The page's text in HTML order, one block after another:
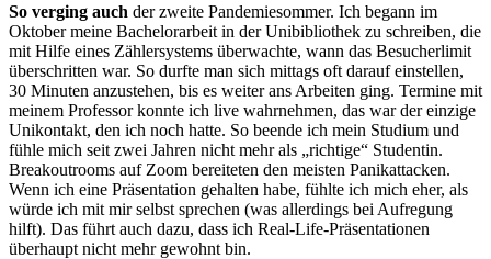
So verging auch der zweite Pandemiesommer. Ich begann im
Oktober meine Bachelorarbeit in der Unibibliothek zu schreiben, die
mit Hilfe eines Zählersystems überwachte, wann das Besucherlimit
überschritten war. So durfte man sich mittags oft darauf einstellen,
30 Minuten anzustehen, bis es weiter ans Arbeiten ging. Termine mit
meinem Professor konnte ich live wahrnehmen, das war der einzige
Unikontakt, den ich noch hatte. So beende ich mein Studium und
fühle mich seit zwei Jahren nicht mehr als „richtige“ Studentin.
Breakoutrooms auf Zoom bereiteten den meisten Panikattacken.
Wenn ich eine Präsentation gehalten habe, fühlte ich mich eher, als
würde ich mit mir selbst sprechen (was allerdings bei Aufregung
hilft). Das führt auch dazu, dass ich Real-Life-Präsentationen
überhaupt nicht mehr gewohnt bin.